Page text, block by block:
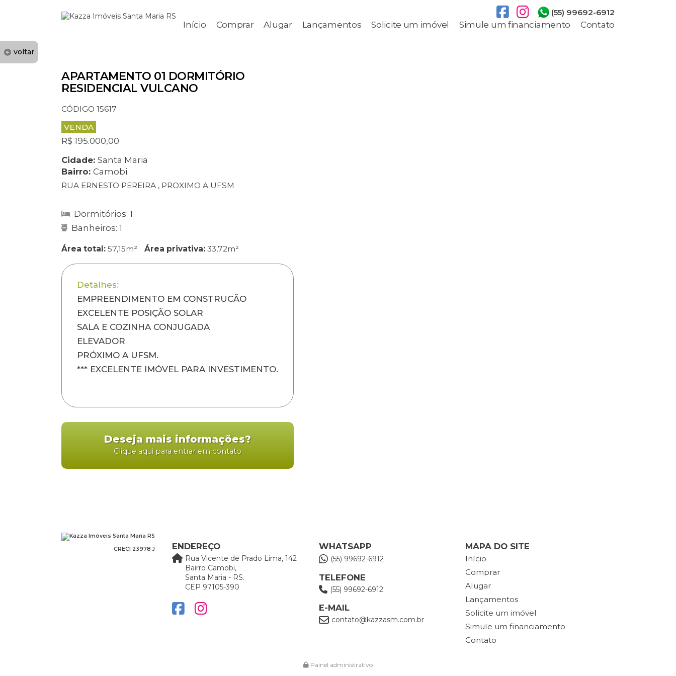
(55) 99692-6912
Início Comprar Alugar Lançamentos Solicite um imóvel Simule um financiamento Contato
voltar
APARTAMENTO 01 DORMITÓRIO
RESIDENCIAL VULCANO
CÓDIGO 15617
VENDA
R$ 195.000,00
Cidade: Santa Maria
Bairro: Camobi
RUA ERNESTO PEREIRA , PROXIMO A UFSM
Dormitórios: 1
Banheiros: 1
Área total: 57,15m² Área privativa: 33,72m²
Detalhes:
EMPREENDIMENTO EM CONSTRUCÃO
EXCELENTE POSIÇÃO SOLAR
SALA E COZINHA CONJUGADA
ELEVADOR
PRÓXIMO A UFSM.
*** EXCELENTE IMÓVEL PARA INVESTIMENTO.
Deseja mais informações?
Clique aqui para entrar em contato
CRECI 23978 J ENDEREÇO
Rua Vicente de Prado Lima, 142
Bairro Camobi,
Santa Maria - RS.
CEP 97105-390
WHATSAPP
(55) 99692-6912
TELEFONE
(55) 99692-6912
E-MAIL
contato@kazzasm.com.br
MAPA DO SITE
Início
Comprar
Alugar
Lançamentos
Solicite um imóvel
Simule um financiamento
Contato
Painel administrativo